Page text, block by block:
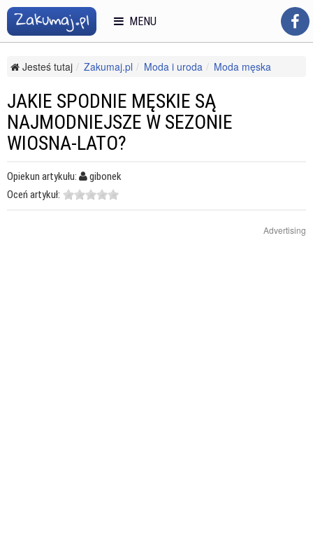
Jesteś tutaj Zakumaj.pl Moda i uroda
Moda męska
Jakie spodnie męskie są najmodniejsze w sezonie wiosna-lato?
JAKIE SPODNIE MĘSKIE SĄ
NAJMODNIEJSZE W SEZONIE
WIOSNA-LATO?
Opiekun artykułu:
gibonek
Oceń artykuł:
Advertising
MENU